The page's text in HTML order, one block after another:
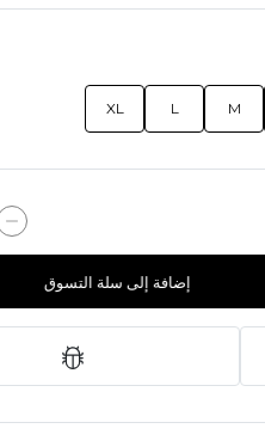
M
L
XL
إضافة إلى سلة التسوق